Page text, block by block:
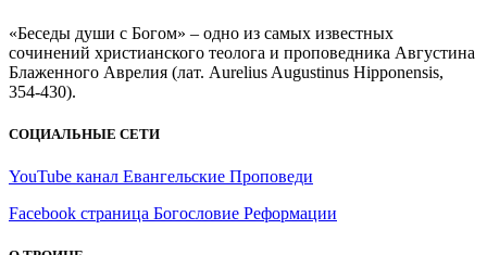
«Беседы души с Богом» – одно из самых известных
сочинений христианского теолога и проповедника Августина
Блаженного Аврелия (лат. Aurelius Augustinus Hipponensis,
354-430).
СОЦИАЛЬНЫЕ СЕТИ
YouTube канал Евангельские Проповеди
Facebook страница Богословие Реформации